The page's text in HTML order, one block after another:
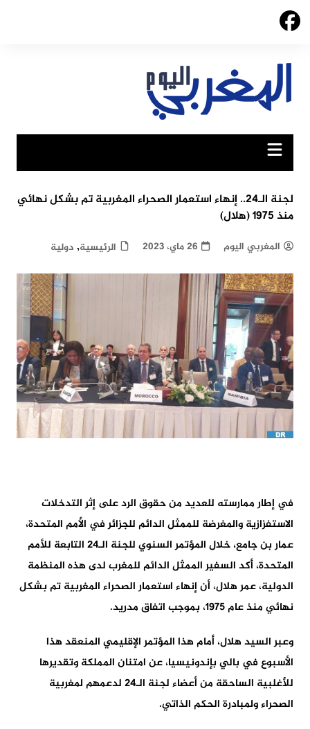
Skip
لجنة الـ24.. إنهاء استعمار الصحراء المغربية تم بشكل نهائي
منذ 1975 (هلال)
المغربي اليوم 26 ماي، 2023 الرئيسية, دولية
في إطار ممارسته للعديد من حقوق الرد على إثر التدخلات
الاستفزازية والمغرضة للممثل الدائم للجزائر في الأمم المتحدة،
عمار بن جامع، خلال المؤتمر السنوي للجنة الـ24 التابعة للأمم
المتحدة، أكد السفير الممثل الدائم للمغرب لدى هذه المنظمة
الدولية، عمر هلال، أن إنهاء استعمار الصحراء المغربية تم بشكل
نهائي منذ عام 1975، بموجب اتفاق مدريد.
وعبر السيد هلال، أمام هذا المؤتمر الإقليمي المنعقد هذا
الأسبوع في بالي بإندونيسيا، عن امتنان المملكة وتقديرها
للأغلبية الساحقة من أعضاء لجنة الـ24 لدعمهم لمغربية
الصحراء ولمبادرة الحكم الذاتي.